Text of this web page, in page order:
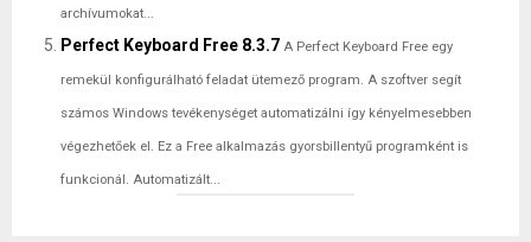
archívumokat...
Perfect Keyboard Free 8.3.7 A Perfect Keyboard Free egy
remekül konfigurálható feladat ütemező program. A szoftver segít
számos Windows tevékenységet automatizálni így kényelmesebben
végezhetőek el. Ez a Free alkalmazás gyorsbillentyű programként is
funkcionál. Automatizált...